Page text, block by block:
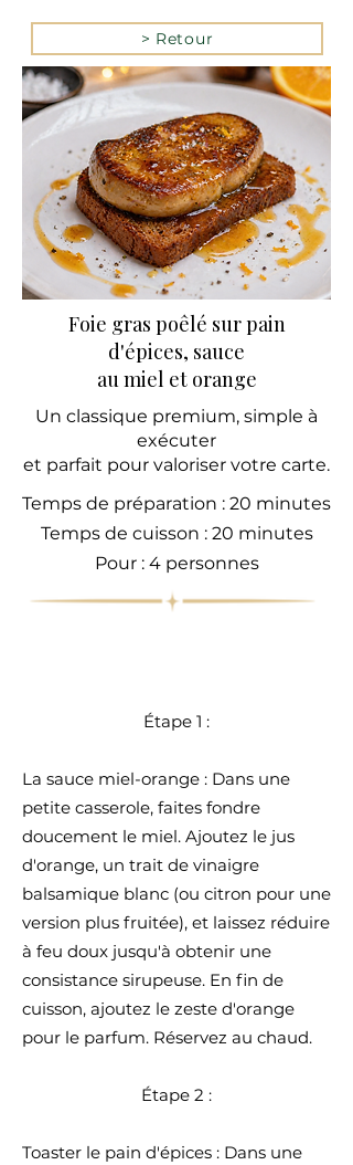
> Retour
Foie gras poêlé sur pain
d'épices, sauce
au miel et orange
Un classique premium, simple à
exécuter
et parfait pour valoriser votre carte.
Temps de préparation : 20 minutes
Temps de cuisson : 20 minutes
Pour : 4 personnes
Étape 1 :
La sauce miel-orange : Dans une
petite casserole, faites fondre
doucement le miel. Ajoutez le jus
d'orange, un trait de vinaigre
balsamique blanc (ou citron pour une
version plus fruitée), et laissez réduire
à feu doux jusqu'à obtenir une
consistance sirupeuse. En fin de
cuisson, ajoutez le zeste d'orange
pour le parfum. Réservez au chaud.
Étape 2 :
Toaster le pain d'épices : Dans une